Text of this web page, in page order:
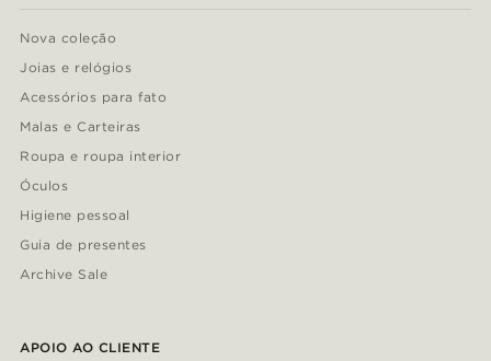
Nova coleção
Joias e relógios
Acessórios para fato
Malas e Carteiras
Roupa e roupa interior
Óculos
Higiene pessoal
Guia de presentes
Archive Sale
APOIO AO CLIENTE